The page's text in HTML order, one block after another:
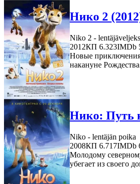
Нико 2
Niko 2 -
2012КП 6.323IMDb
Новые приключения
накануне
Нико: Путь
Niko - lentäjän poika
2008КП 6.717IMDb
Молодому
убегает из своего